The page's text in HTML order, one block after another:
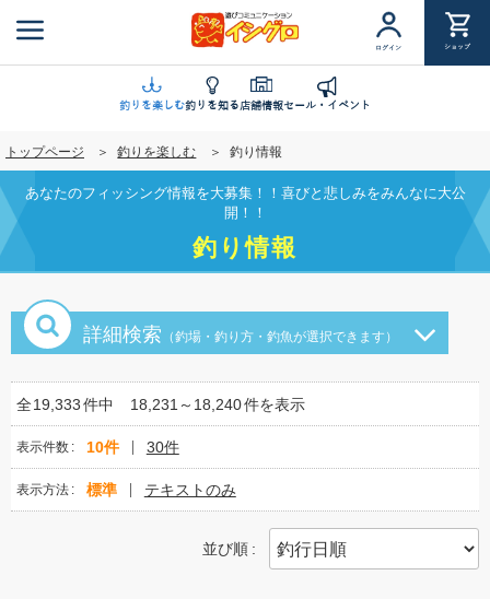
ン
に
移
動
ログイン ショップ
釣りを楽しむ釣りを知る店舗情報セール・イベント
トップページ 釣りを楽しむ 釣り情報
あなたのフィッシング情報を大募集！！喜びと悲しみをみんなに大公
開！！
釣り情報
詳細検索 （釣場・釣り方・釣魚が選択できます）
全19,333件中 18,231～18,240件を表示
表示件数 10件 30件
表示方法 標準 テキストのみ
並び順